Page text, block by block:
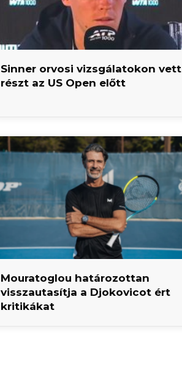
Sinner orvosi vizsgálatokon vett
részt az US Open előtt
Mouratoglou határozottan
visszautasítja a Djokovicot ért
kritikákat